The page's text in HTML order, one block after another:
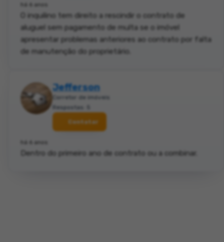
há 6 anos
O inquilino tem direito a rescindir o contrato de
aluguel sem pagamento de multa se o imóvel
apresentar problemas anteriores ao contrato por falta
de manutenção do proprietário.
Jefferson
Corretor de imóveis
Respostas: 5
Contatar
há 6 anos
Dentro do primeiro ano de contrato ou a combinar.